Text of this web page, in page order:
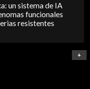
un sistema de IA
funcionales
resistentes
+